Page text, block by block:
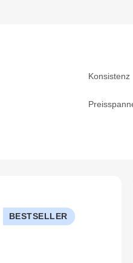
Konsistenz
BESTSELLER